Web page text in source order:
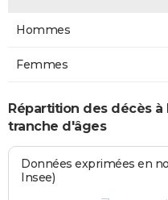
Hommes
Femmes
Répartition des décès
tranche d'âges
Données exprimées en
Insee)